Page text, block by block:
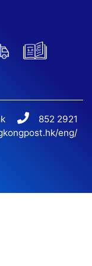
852 2921
eng/